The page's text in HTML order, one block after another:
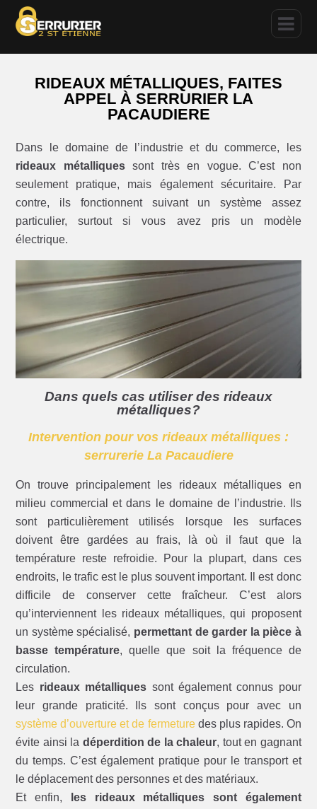
RIDEAUX MÉTALLIQUES, FAITES
APPEL À SERRURIER LA
PACAUDIERE
Dans le domaine de l’industrie et du commerce, les
rideaux métalliquessont très en vogue. C’est non
seulement pratique, mais également sécuritaire. Par
contre, ils fonctionnent suivant un système assez
particulier, surtout si vous avez pris un modèle
électrique.
Dans quels cas utiliser des rideaux
métalliques?
Intervention pour vos rideaux métalliques :
serrurerie La Pacaudiere
On trouve principalement les rideaux métalliques en
milieu commercial et dans le domaine de l’industrie. Ils
sont particulièrement utilisés lorsque les surfaces
doivent être gardées au frais, là où il faut que la
température reste refroidie. Pour la plupart, dans ces
endroits, le trafic est le plus souvent important. Il est donc
difficile de conserver cette fraîcheur. C’est alors
qu’interviennent les rideaux métalliques, qui proposent
un système spécialisé, permettant de garder la pièce à
basse température, quelle que soit la fréquence de
circulation.
Les rideaux métalliques sont également connus pour
leur grande praticité. Ils sont conçus pour avec un
système d’ouverture et de fermeturedes plus rapides. On
évite ainsi la déperdition de la chaleur, tout en gagnant
du temps. C’est également pratique pour le transport et
le déplacement des personnes et des matériaux.
Et enfin,
les rideaux métalliques sont également